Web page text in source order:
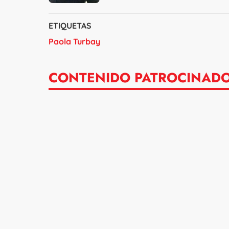
ETIQUETAS
Paola Turbay
CONTENIDO